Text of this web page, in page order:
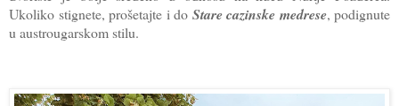
Ukoliko stignete, prošetajte i do Stare cazinske medrese, podignute
u austrougarskom stilu.